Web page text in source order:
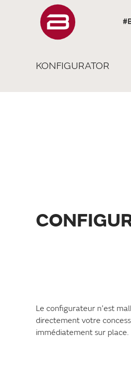
KONFIGURATOR
Le configurateur n’est
directement votre
immédiatement sur place.